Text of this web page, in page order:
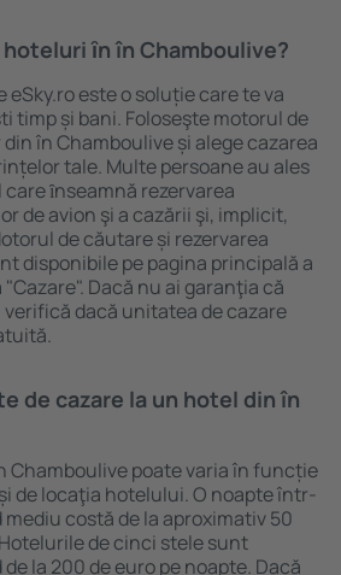
ȋn în Chamboulive?
eSky.ro este o soluție care te va
timp și bani. Foloseşte motorul de
în Chamboulive și alege cazarea
tale. Multe persoane au ales
ȋnseamnă rezervarea
de avion şi a cazării şi, implicit,
de căutare și rezervarea
disponibile pe pagina principală a
Dacă nu ai garanţia că
verifică dacă unitatea de cazare
de cazare la un hotel din în
Chamboulive poate varia în funcție
de locaţia hotelului. O noapte într-
costă de la aproximativ 50
de cinci stele sunt
la 200 de euro pe noapte. Dacă